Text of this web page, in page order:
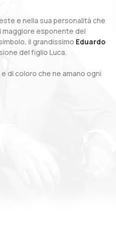
e nella sua personalità che
maggiore esponente del
il grandissimo Eduardo
del figlio Luca.
di coloro che ne amano ogni